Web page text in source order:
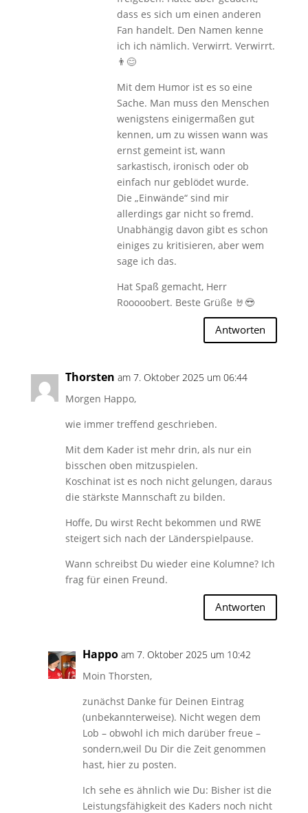
dass es sich um einen anderen
Fan handelt. Den Namen kenne
ich ich nämlich. Verwirrt. Verwirrt.
👨😊
Mit dem Humor ist es so eine
Sache. Man muss den Menschen
wenigstens einigermaßen gut
kennen, um zu wissen wann was
ernst gemeint ist, wann
sarkastisch, ironisch oder ob
einfach nur geblödet wurde.
Die „Einwände“ sind mir
allerdings gar nicht so fremd.
Unabhängig davon gibt es schon
einiges zu kritisieren, aber wem
sage ich das.
Hat Spaß gemacht, Herr
Rooooobert. Beste Grüße 🤘😎
Antworten
Thorsten am 7. Oktober 2025 um 06:44
Morgen Happo,
wie immer treffend geschrieben.
Mit dem Kader ist mehr drin, als nur ein
bisschen oben mitzuspielen.
Koschinat ist es noch nicht gelungen, daraus
die stärkste Mannschaft zu bilden.
Hoffe, Du wirst Recht bekommen und RWE
steigert sich nach der Länderspielpause.
Wann schreibst Du wieder eine Kolumne? Ich
frag für einen Freund.
Antworten
Happo am 7. Oktober 2025 um 10:42
Moin Thorsten,
zunächst Danke für Deinen Eintrag
(unbekannterweise). Nicht wegen dem
Lob – obwohl ich mich darüber freue –
sondern,weil Du Dir die Zeit genommen
hast, hier zu posten.
Ich sehe es ähnlich wie Du: Bisher ist die
Leistungsfähigkeit des Kaders noch nicht